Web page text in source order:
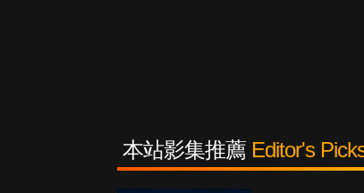
本站影集推薦 Editor's